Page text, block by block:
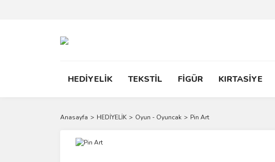
HEDİYELİK TEKSTİL FİGÜR KIRTASİYE
Anasayfa HEDİYELİK Oyun - Oyuncak Pin Art